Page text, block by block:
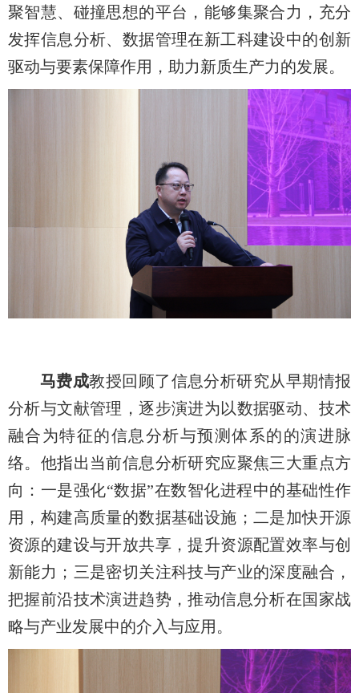
聚智慧、碰撞思想的平台，能够集聚合力，充分
发挥信息分析、数据管理在新工科建设中的创新
驱动与要素保障作用，助力新质生产力的发展。
马费成教授回顾了信息分析研究从早期情报
分析与文献管理，逐步演进为以数据驱动、技术
融合为特征的信息分析与预测体系的的演进脉
络。他指出当前信息分析研究应聚焦三大重点方
向：一是强化“数据”在数智化进程中的基础性作
用，构建高质量的数据基础设施；二是加快开源
资源的建设与开放共享，提升资源配置效率与创
新能力；三是密切关注科技与产业的深度融合，
把握前沿技术演进趋势，推动信息分析在国家战
略与产业发展中的介入与应用。